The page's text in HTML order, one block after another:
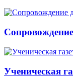
Ученическая